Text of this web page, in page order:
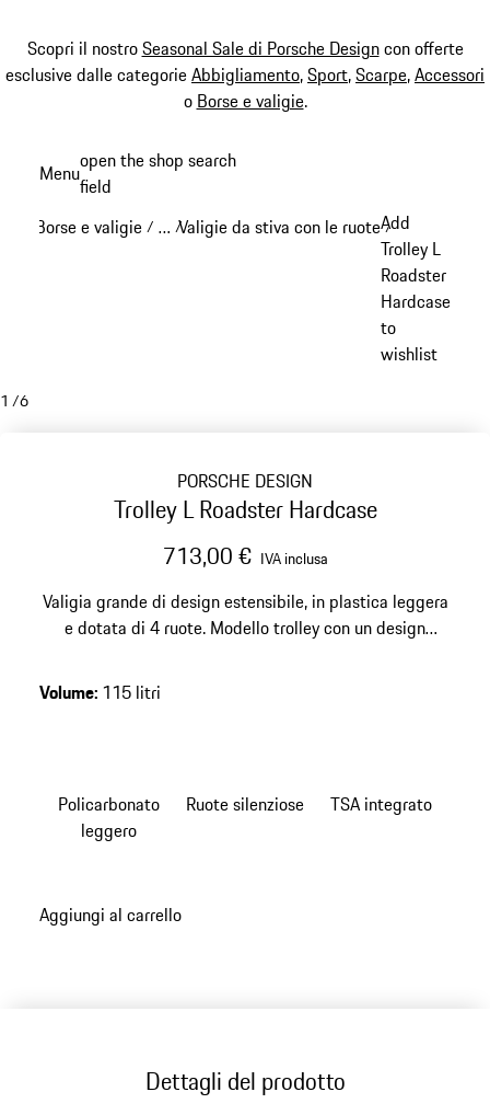
Scopri il nostroSeasonal Sale di Porsche Designcon offerte
esclusive dalle categorieAbbigliamento,Sport,Scarpe,Accessori
o Borse e valigie.
principale
Menuopen the shop search
field
Borse e valigie / …
Reveal collapsed breadcrumb items
/Valigie da stiva con le ruote/Porsche
Add
Trolley L
Roadster
Hardcase
to
wishlist
1 /6
PORSCHE DESIGN
Trolley L Roadster Hardcase
713,00 € IVA inclusa
Valigia grande di design estensibile, in plastica leggera
e dotata di 4 ruote. Modello trolley con un design
Volume: 115 litri
Policarbonato
leggero
Ruote silenziose TSA integrato
Aggiungi al carrello
Dettagli del prodotto